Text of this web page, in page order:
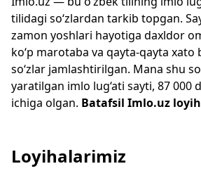
tilidagi so‘zlardan tarkib topgan.
zamon yoshlari hayotiga daxldor
ko‘p marotaba va qayta-qayta xato
so‘zlar jamlashtirilgan. Mana shu
yaratilgan imlo lug‘ati sayti, 87 000
ichiga olgan. Batafsil Imlo.uz
Loyihalarimiz